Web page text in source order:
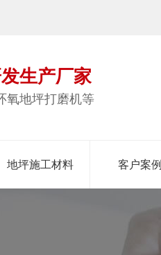
生产厂家
氧地坪打磨机等
地坪施工材料 客户案例